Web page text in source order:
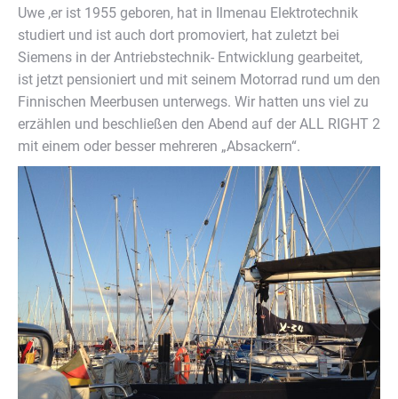
Uwe ,er ist 1955 geboren, hat in Ilmenau Elektrotechnik
studiert und ist auch dort promoviert, hat zuletzt bei
Siemens in der Antriebstechnik- Entwicklung gearbeitet,
ist jetzt pensioniert und mit seinem Motorrad rund um den
Finnischen Meerbusen unterwegs. Wir hatten uns viel zu
erzählen und beschließen den Abend auf der ALL RIGHT 2
mit einem oder besser mehreren „Absackern“.